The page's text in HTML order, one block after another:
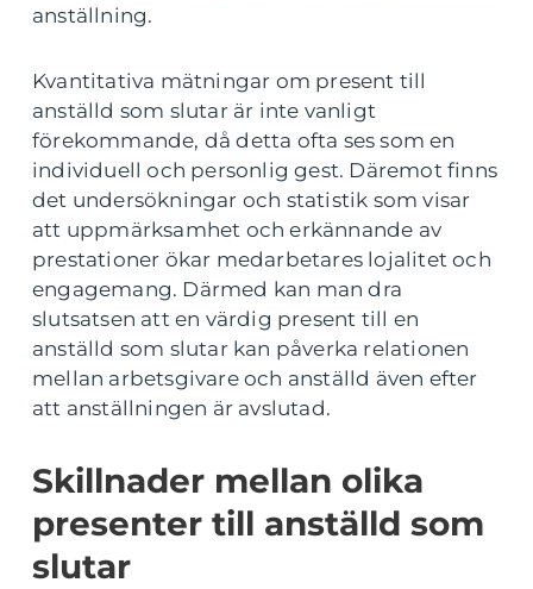
anställning.
Kvantitativa mätningar om present till
anställd som slutar är inte vanligt
förekommande, då detta ofta ses som en
individuell och personlig gest. Däremot finns
det undersökningar och statistik som visar
att uppmärksamhet och erkännande av
prestationer ökar medarbetares lojalitet och
engagemang. Därmed kan man dra
slutsatsen att en värdig present till en
anställd som slutar kan påverka relationen
mellan arbetsgivare och anställd även efter
att anställningen är avslutad.
Skillnader mellan olika
presenter till anställd som
slutar